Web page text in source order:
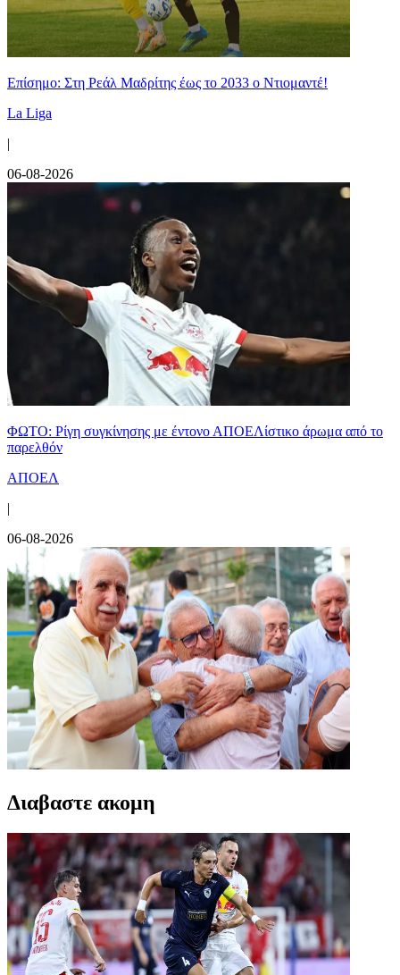
Επίσημο: Στη Ρεάλ Μαδρίτης έως το 2033 ο Ντιομαντέ!
La Liga
|
06-08-2026
ΦΩΤΟ: Ρίγη συγκίνησης με έντονο ΑΠΟΕΛίστικο άρωμα από το
παρελθόν
ΑΠΟΕΛ
|
06-08-2026
Διαβαστε ακομη